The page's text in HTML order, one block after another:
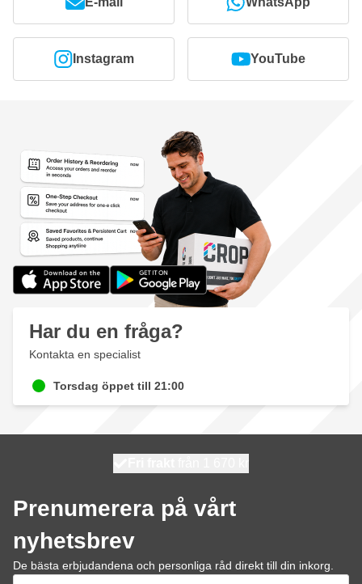
Instagram YouTube
Har du en fråga?
Kontakta en specialist
Torsdag öppet till 21:00
Prenumerera på vårt
nyhetsbrev
De bästa erbjudandena och personliga råd direkt till din inkorg.